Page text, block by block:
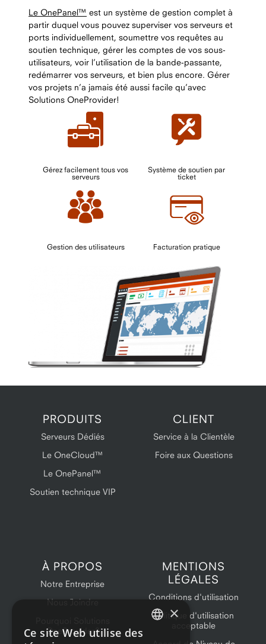
Le OnePanel™ est un système de gestion complet à
partir duquel vous pouvez superviser vos serveurs et
ports individuellement, soumettre vos requêtes au
soutien technique, gérer les comptes de vos sous-
utilisateurs, voir l’utilisation de la bande-passante,
redémarrer vos serveurs, et bien plus encore. Gérer
vos projets n’a jamais été aussi facile qu’avec
Solutions OneProvider!
Gérez facilement tous vos
serveurs
Système de soutien par
ticket
Gestion des utilisateurs Facturation pratique
PRODUITS
Serveurs Dédiés
Le OneCloud™
Le OnePanel™
Soutien technique VIP
CLIENT
Service à la Clientèle
Foire aux Questions
À PROPOS
Notre Entreprise
Nous Joindre
OneProvider?
MENTIONS
LÉGALES
Conditions d'utilisation
Politique d'utilisation
acceptable
×
Ce site Web utilise des